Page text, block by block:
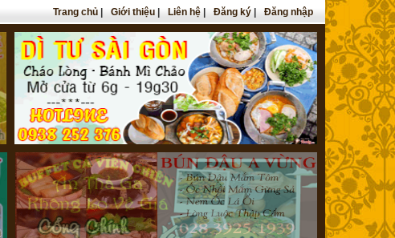
Trang chủ Giới thiệu Liên hệ Đăng ký Đăng nhập